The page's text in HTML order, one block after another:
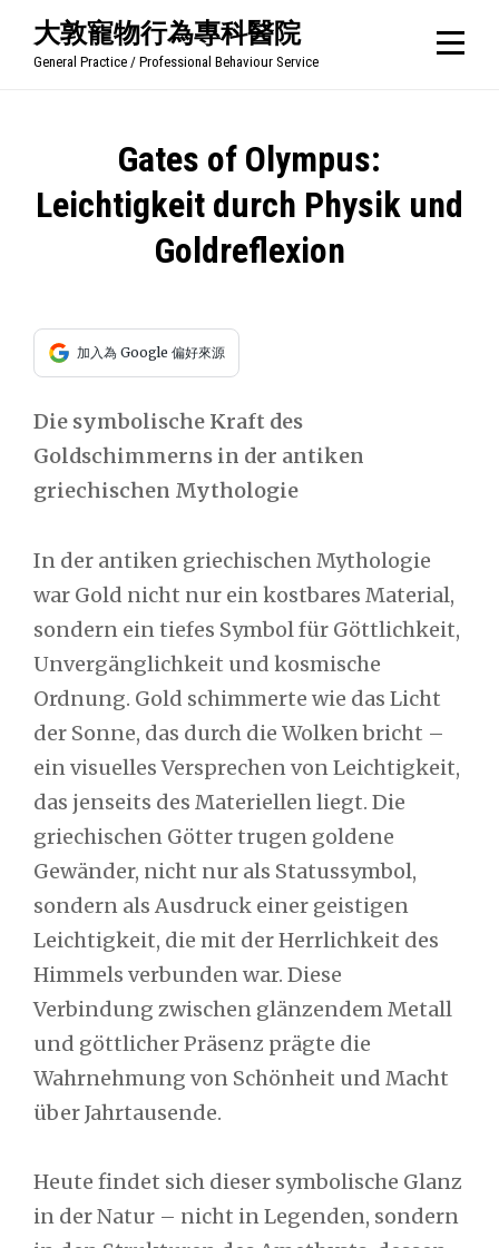
大敦寵物行為專科醫院
General Practice / Professional Behaviour Service
Gates of Olympus:
Leichtigkeit durch Physik und
Goldreflexion
加入為 Google 偏好來源
Die symbolische Kraft des
Goldschimmerns in der antiken
griechischen Mythologie
In der antiken griechischen Mythologie
war Gold nicht nur ein kostbares Material,
sondern ein tiefes Symbol für Göttlichkeit,
Unvergänglichkeit und kosmische
Ordnung. Gold schimmerte wie das Licht
der Sonne, das durch die Wolken bricht –
ein visuelles Versprechen von Leichtigkeit,
das jenseits des Materiellen liegt. Die
griechischen Götter trugen goldene
Gewänder, nicht nur als Statussymbol,
sondern als Ausdruck einer geistigen
Leichtigkeit, die mit der Herrlichkeit des
Himmels verbunden war. Diese
Verbindung zwischen glänzendem Metall
und göttlicher Präsenz prägte die
Wahrnehmung von Schönheit und Macht
über Jahrtausende.
Heute findet sich dieser symbolische Glanz
in der Natur – nicht in Legenden, sondern
章